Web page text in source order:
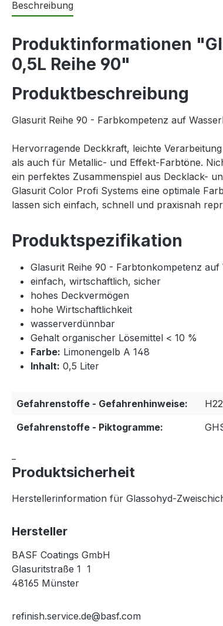
Beschreibung
Produktinformationen
0,5L Reihe 90"
Produktbeschreibung
Glasurit Reihe 90 - Farbkompetenz auf
Hervorragende Deckkraft, leichte
als auch für Metallic- und Effekt-Farbtöne.
ein perfektes Zusammenspiel aus Decklack-
Glasurit Color Profi Systems eine optimale
lassen sich einfach, schnell und praxisnah
Produktspezifikation
Glasurit Reihe 90 - Farbtonkompetenz auf
einfach, wirtschaftlich, sicher
hohes Deckvermögen
hohe Wirtschaftlichkeit
wasserverdünnbar
Gehalt organischer Lösemittel < 10 %
Farbe: Limonengelb A 148
Inhalt: 0,5 Liter
Gefahrenstoffe - Gefahrenhinweise:
Gefahrenstoffe - Piktogramme:
Produktsicherheit
Herstellerinformation für Glassohyd-
Hersteller
BASF Coatings GmbH
Glasuritstraße 1 1
48165 Münster
refinish.service.de@basf.com